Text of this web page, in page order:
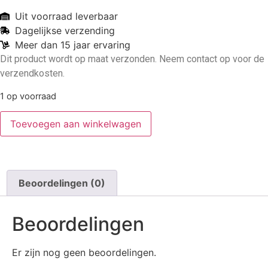
Uit voorraad leverbaar
Dagelijkse verzending
Meer dan 15 jaar ervaring
Dit product wordt op maat verzonden. Neem contact op voor de
verzendkosten.
1 op voorraad
Toevoegen aan winkelwagen
Beoordelingen (0)
Beoordelingen
Er zijn nog geen beoordelingen.